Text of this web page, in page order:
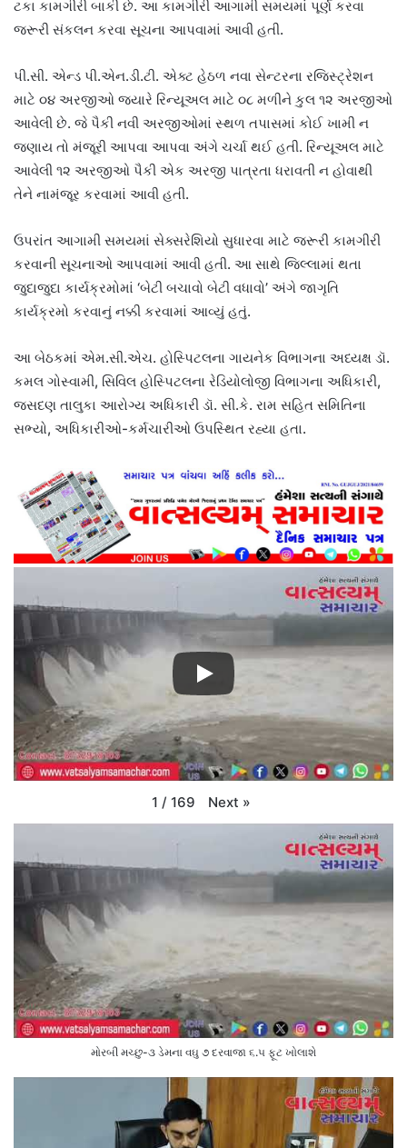
ટકા કામગીરી બાકી છે. આ કામગીરી આગામી સમયમાં પૂર્ણ કરવા
જરૂરી સંકલન કરવા સૂચના આપવામાં આવી હતી.
પી.સી. એન્ડ પી.એન.ડી.ટી. એક્ટ હેઠળ નવા સેન્ટરના રજિસ્ટ્રેશન
માટે ૦૪ અરજીઓ જ્યારે રિન્યૂઅલ માટે ૦૮ મળીને કુલ ૧૨ અરજીઓ
આવેલી છે. જે પૈકી નવી અરજીઓમાં સ્થળ તપાસમાં કોઈ ખામી ન
જણાય તો મંજૂરી આપવા આપવા અંગે ચર્ચા થઈ હતી. રિન્યૂઅલ માટે
આવેલી ૧૨ અરજીઓ પૈકી એક અરજી પાત્રતા ધરાવતી ન હોવાથી
તેને નામંજૂર કરવામાં આવી હતી.
ઉપરાંત આગામી સમયમાં સેક્સરેશિયો સુધારવા માટે જરૂરી કામગીરી
કરવાની સૂચનાઓ આપવામાં આવી હતી. આ સાથે જિલ્લામાં થતા
જુદાજુદા કાર્યક્રમોમાં ‘બેટી બચાવો બેટી વધાવો’ અંગે જાગૃતિ
કાર્યક્રમો કરવાનું નક્કી કરવામાં આવ્યું હતું.
આ બેઠકમાં એમ.સી.એચ. હોસ્પિટલના ગાયનેક વિભાગના અધ્યક્ષ ડૉ.
કમલ ગોસ્વામી, સિવિલ હોસ્પિટલના રેડિયોલોજી વિભાગના અધિકારી,
જસદણ તાલુકા આરોગ્ય અધિકારી ડૉ. સી.કે. રામ સહિત સમિતિના
સભ્યો, અધિકારીઓ-કર્મચારીઓ ઉપસ્થિત રહ્યા હતા.
1 / 169 Next »
મોરબી મચ્છુ-૩ ડેમના વઘુ ૭ દરવાજા ૬.૫ ફૂટ ખોલાશે